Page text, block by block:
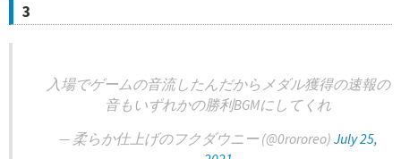
3
入場でゲームの音流したんだからメダル獲得の速報の
音もいずれかの勝利BGMにしてくれ
— 柔らか仕上げのフクダウニー (@0rororeo) July 25,